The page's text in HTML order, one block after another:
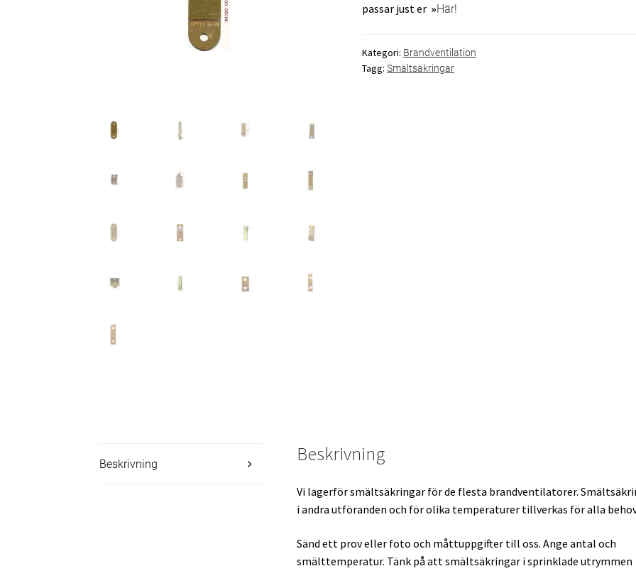
passar just er »Här!
Kategori: Brandventilation
Tagg:Smältsäkringar
Beskrivning Beskrivning
Vi lagerför smältsäkringar för de flesta brandventilatorer.
i andra utföranden och för olika temperaturer tillverkas för alla
Sänd ett prov eller foto och måttuppgifter till oss. Ange antal och
smälttemperatur. Tänk på att smältsäkringar i sprinklade utrymmen